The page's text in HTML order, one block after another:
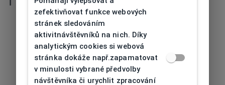
zefektivňovat funkce webových
stránek sledováním
aktivitnávštěvníků na nich. Díky
analytickým cookies si webová
stránka dokáže např.zapamatovat
v minulosti vybrané předvolby
návštěvníka či urychlit zpracování